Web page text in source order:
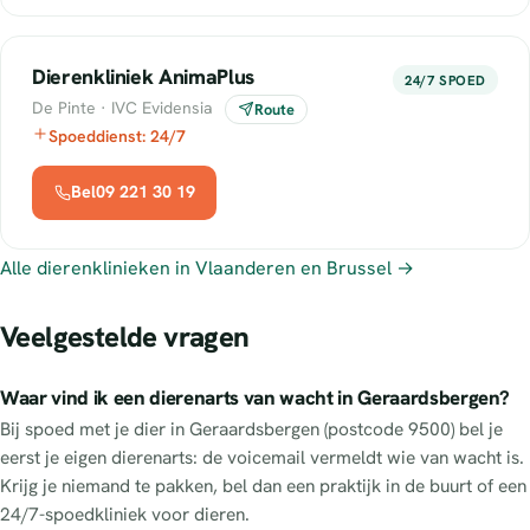
Dierenkliniek AnimaPlus 24/7 SPOED
De Pinte · IVC Evidensia Route
Spoeddienst: 24/7
Bel09 221 30 19
Alle dierenklinieken in Vlaanderen en Brussel →
Veelgestelde vragen
Waar vind ik een dierenarts van wacht in Geraardsbergen?
Bij spoed met je dier in Geraardsbergen (postcode 9500) bel je
eerst je eigen dierenarts: de voicemail vermeldt wie van wacht is.
Krijg je niemand te pakken, bel dan een praktijk in de buurt of een
24/7-spoedkliniek voor dieren.